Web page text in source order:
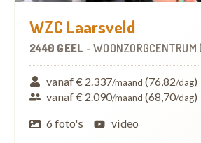
WZC Laarsveld
2440 GEEL -
vanaf € 2.337/maand (76,82/dag)
vanaf € 2.090/maand (68,70/dag)
6 foto's
video